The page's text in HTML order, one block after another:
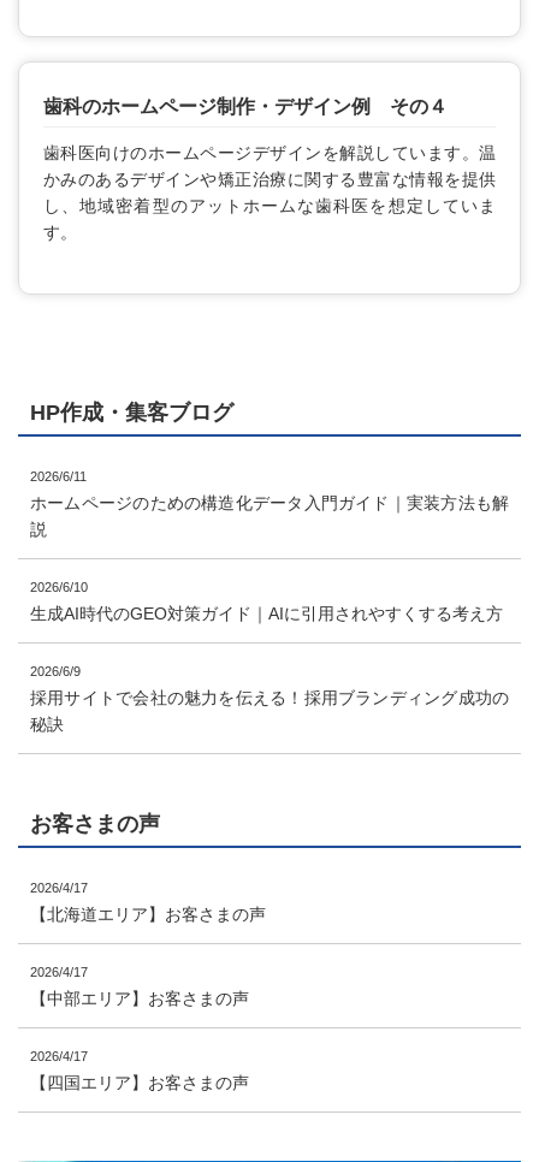
歯科のホームページ制作・デザイン例 その４
歯科医向けのホームページデザインを解説しています。温
かみのあるデザインや矯正治療に関する豊富な情報を提供
し、地域密着型のアットホームな歯科医を想定していま
す。
HP作成・集客ブログ
2026/6/11
ホームページのための構造化データ入門ガイド｜実装方法も解
説
2026/6/10
生成AI時代のGEO対策ガイド｜AIに引用されやすくする考え方
2026/6/9
採用サイトで会社の魅力を伝える！採用ブランディング成功の
秘訣
お客さまの声
2026/4/17
【北海道エリア】お客さまの声
2026/4/17
【中部エリア】お客さまの声
2026/4/17
【四国エリア】お客さまの声